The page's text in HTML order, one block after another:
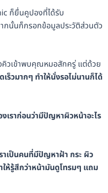
ก็ยื่นคูปองที่ได้รับ
ากนั้นก็กรอกข้อมูลประวัติส่วนตัว
คิวเข้าพบคุณหมอสักครู่ แต่ด้วย
เร็วมากๆ ทำให้นั่งรอไม่นานก็ได้
ราก่อนว่ามีปัญหาผิวหน้าอะไร
าเป็นคนที่มีปัญหาฝ้า กระ ผิว
ห้รู้สึกว่าหน้ามันดูโทรมๆ แถม